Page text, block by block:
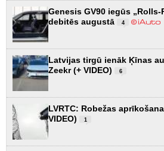
Genesis GV90 iegūs
debitēs augustā
4
Latvijas tirgū ienāk Ķīnas
Zeekr (+ VIDEO)
6
LVRTC: Robežas
VIDEO)
1